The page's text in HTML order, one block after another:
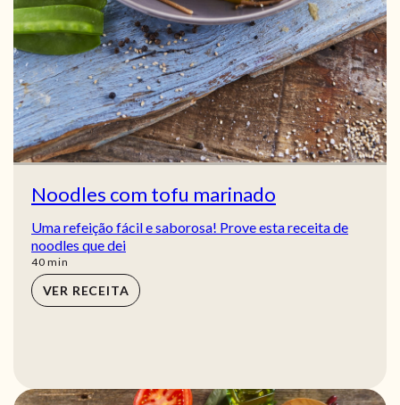
Noodles com tofu marinado
Uma refeição fácil e saborosa! Prove esta receita de
noodles que dei
40min
min
VER RECEITA